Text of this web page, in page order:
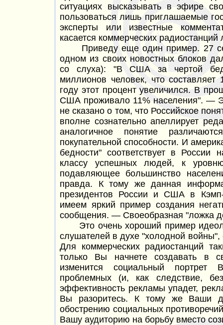
ситуациях высказывать в эфире
пользоваться лишь приглашаемые
эксперты или известные
касается коммерческих
Приведу еще один пример. 27
одном из своих новостных блоков
со слуха): "В США за чертой
миллионов человек, что
году этот процент увеличился. В
США проживало 11% населения". —
не сказано о том, что Российское
вполне сознательно апеллирует
аналогичное понятие
покупательной способности. И
бедности" соответствует в России
классу успешных людей, к
подавляющее большинство
правда. К тому же данная
президентов России и США в
имеем яркий пример создания
сообщения. — Своеобразная "ложка
Это очень хороший пример
слушателей в духе "холодной войны",
Для коммерческих радиостанций
только Вы начнете создавать в
изменится социальный
проблемных (и, как следствие,
эффективность рекламы упадет,
Вы разоритесь. К тому же Ваши
обострению социальных
Вашу аудиторию на борьбу вместо